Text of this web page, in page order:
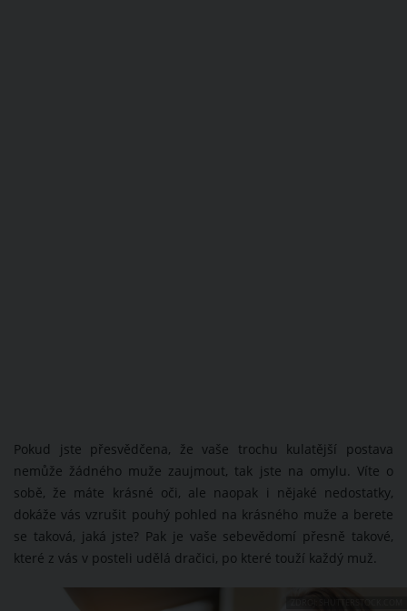
Pokud jste přesvědčena, že vaše trochu kulatější postava
nemůže žádného muže zaujmout, tak jste na omylu. Víte o
sobě, že máte krásné oči, ale naopak i nějaké nedostatky,
dokáže vás vzrušit pouhý pohled na krásného muže a berete
se taková, jaká jste? Pak je vaše sebevědomí přesně takové,
které z vás v posteli udělá dračici, po které touží každý muž.